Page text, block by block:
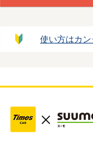
使い方はカ